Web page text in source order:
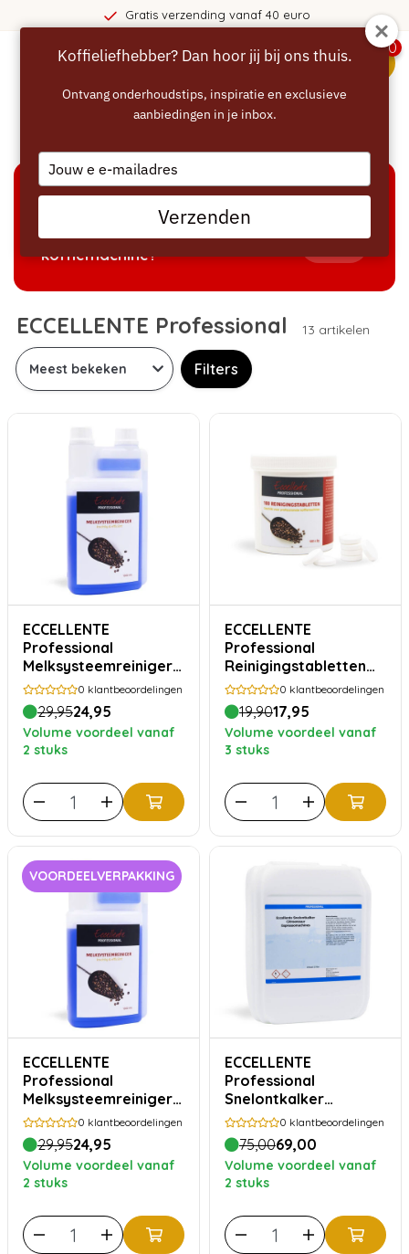
verzending vanaf 40 euro
0
Welke producten passen bij mijn
koffiemachine?
ECCELLENTE Professional 13 artikelen
Filters
ECCELLENTE
Professional
Melksysteemreiniger
voor Jura - 1000ml
0 klantbeoordelingen
29,9524,95
Volume voordeel vanaf
2 stuks
ECCELLENTE
Professional
Reinigingstabletten
100x 2gram
0 klantbeoordelingen
19,9017,95
Volume voordeel vanaf
3 stuks
VOORDEELVERPAKKING
ECCELLENTE
Professional
Melksysteemreiniger -
1000ml 0 klantbeoordelingen
29,9524,95
Volume voordeel vanaf
2 stuks
ECCELLENTE
Professional
Snelontkalker
Jerrycan 10 liter -
Highly Concentrated,
100x ontkalken
0 klantbeoordelingen
75,0069,00
Volume voordeel vanaf
2 stuks
Koffieliefhebber? Dan hoor jij bij ons thuis.
Ontvang onderhoudstips, inspiratie en exclusieve
aanbiedingen in je inbox.
Type
your
email
Verzenden